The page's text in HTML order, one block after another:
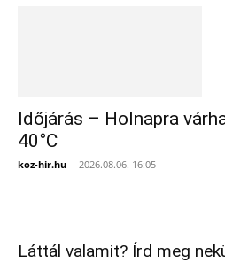
Időjárás – Holnapra
40°C
koz-hir.hu - 2026.08.06. 16:05
Láttál valamit? Írd meg